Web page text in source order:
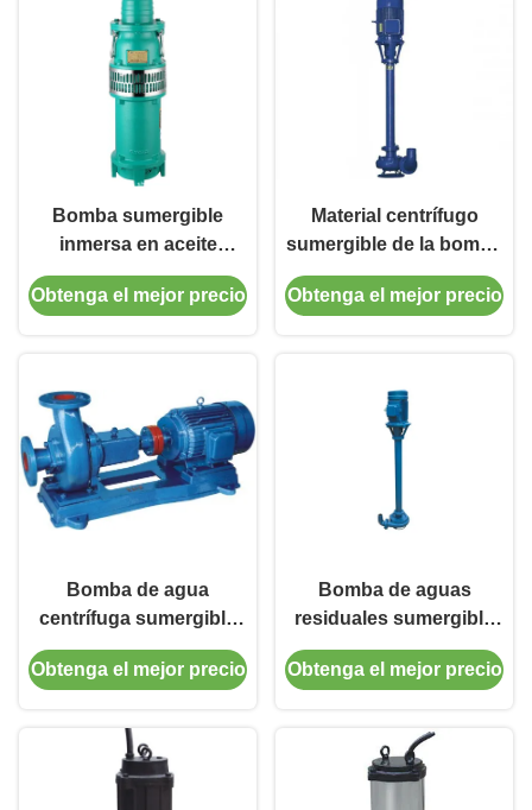
Bomba sumergible
inmersa en aceite
sumergible verde de los
SS de la bomba de
Obtenga el mejor precio
Material centrífugo
sumergible de la bomba
de la mezcla del fango
de la bomba de aguas
Obtenga el mejor precio
Bomba de agua
centrífuga sumergible
centrífuga voladiza
horizontal de la bomba
picovatio
Obtenga el mejor precio
Bomba de aguas
residuales sumergible
NL50-8 para el agua
hidráulica del río y de la
Obtenga el mejor precio